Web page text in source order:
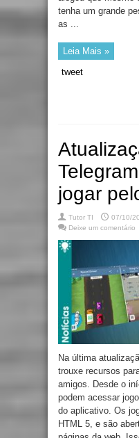
tenha um grande
as ...
Leia Mais »
tweet
jogar
Tutor TI 07/10/
Deixe um comentário
Na última
trouxe recursos
amigos. Desde o
podem acessar
do aplicativo. Os
HTML 5, e são